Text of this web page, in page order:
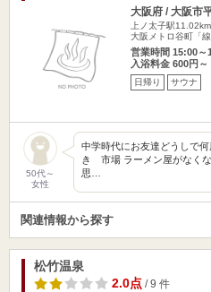
大阪府 / 大阪市
上ノ太子駅11.02km
大阪メトロ谷町「
営業時間 15:00～
入浴料金 600円～
日帰り サウナ
50代～
女性
中学時代にお友達どうしで
き 市場 ラーメン屋がなく
思…
関連情報から探す
松竹温泉
2.0点/ 9 件